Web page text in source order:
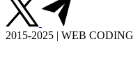
2015-2025 | WEB